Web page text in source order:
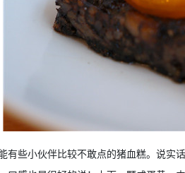
有些小伙伴比较不敢点的猪血糕。说实